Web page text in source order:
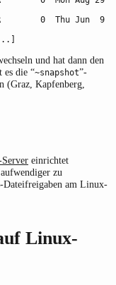
und hat dann den
die “~snapshot”-
(Graz, Kapfenberg,
Server einrichtet
zu
Dateifreigaben am Linux-
Linux-